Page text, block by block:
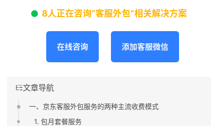
8人正在咨询“客服外包”相关解决方案
在线咨询 添加客服微信
文章导航
一、京东客服外包服务的两种主流收费模式
1. 包月套餐服务